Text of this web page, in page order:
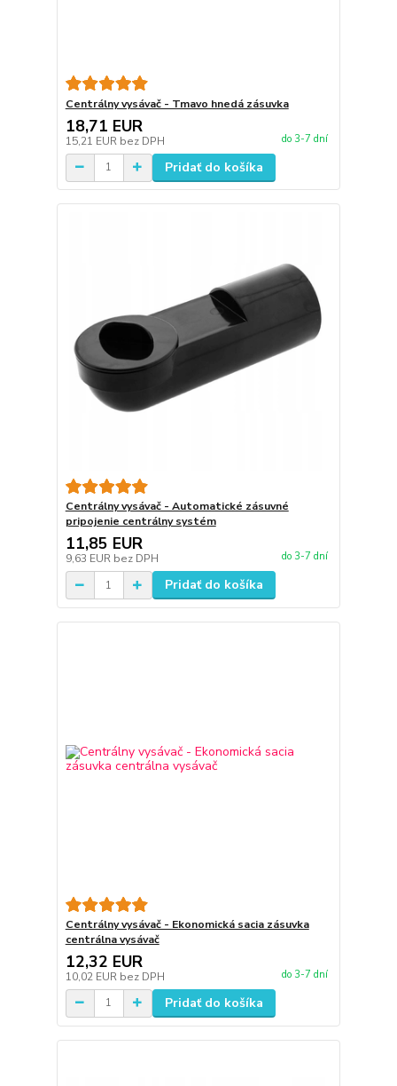
Centrálny vysávač - Tmavo hnedá zásuvka
18,71 EUR
15,21 EUR bez DPH do 3-7 dní
Pridať do košíka
Centrálny vysávač - Automatické zásuvné
pripojenie centrálny systém
11,85 EUR
9,63 EUR bez DPH do 3-7 dní
Pridať do košíka
Centrálny vysávač - Ekonomická sacia zásuvka
centrálna vysávač
12,32 EUR
10,02 EUR bez DPH do 3-7 dní
Pridať do košíka